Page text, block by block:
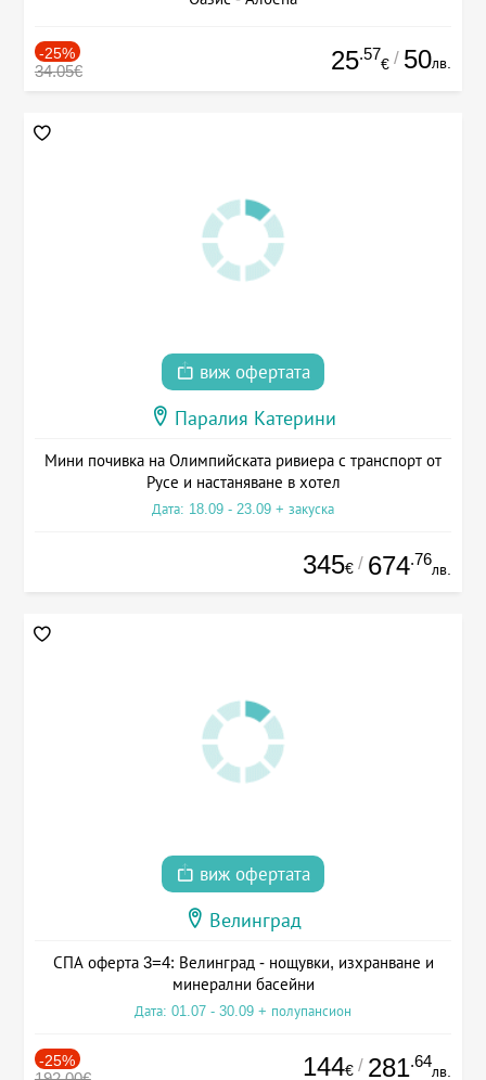
-25%
34.05€ 25.57
€ / 50лв.
виж офертата
Паралия Катерини
Мини почивка на Олимпийската ривиера с транспорт от
Русе и настаняване в хотел
Дата: 18.09 - 23.09 + закуска
345€ / 674.76
лв.
виж офертата
Велинград
СПА оферта 3=4: Велинград - нощувки, изхранване и
минерални басейни
Дата: 01.07 - 30.09 + полупансион
-25% 144€ / 281.64
лв.